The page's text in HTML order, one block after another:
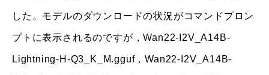
した。モデルのダウンロードの状況がコマンドプロン
プトに表示されるのですが，Wan22-I2V_A14B-
Lightning-H-Q3_K_M.gguf，Wan22-I2V_A14B-